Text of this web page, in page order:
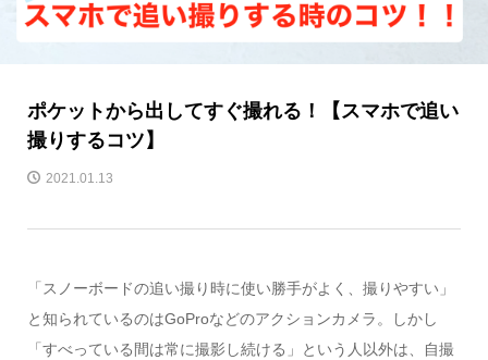
ポケットから出してすぐ撮れる！【スマホで追い
撮りするコツ】
2021.01.13
「スノーボードの追い撮り時に使い勝手がよく、撮りやすい」
と知られているのはGoProなどのアクションカメラ。しかし
「すべっている間は常に撮影し続ける」という人以外は、自撮